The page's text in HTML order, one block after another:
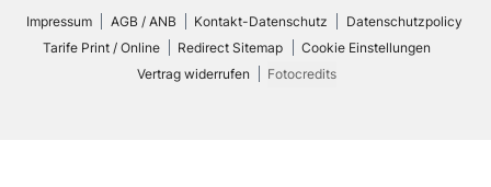
Impressum AGB / ANB Kontakt-Datenschutz
Datenschutzpolicy
Tarife Print / Online
Redirect Sitemap
Cookie Einstellungen
Vertrag widerrufen
Fotocredits